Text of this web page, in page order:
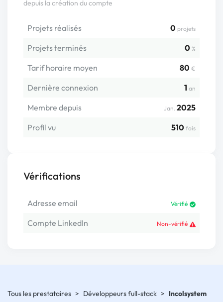
depuis la création du compte
Projets réalisés 0 projets
Projets terminés 0 %
Tarif horaire moyen 80 €
Dernière connexion 1 an
Membre depuis Jan. 2025
Profil vu
510 fois
Vérifications
Adresse email Vérifié
Compte LinkedIn Non-vérifié
Tous les prestataires > Développeurs full-stack > Incolsystem